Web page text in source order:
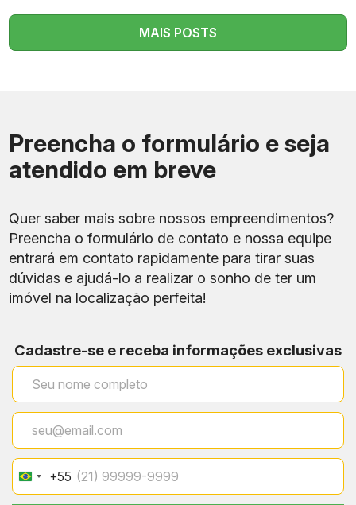
MAIS POSTS
Preencha o formulário e seja
atendido em breve
Quer saber mais sobre nossos empreendimentos?
Preencha o formulário de contato e nossa equipe
entrará em contato rapidamente para tirar suas
dúvidas e ajudá-lo a realizar o sonho de ter um
imóvel na localização perfeita!
Cadastre-se e receba informações exclusivas
Brazil
+55
+55